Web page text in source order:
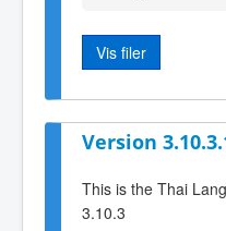
Vis filer
Version
This is the Thai
3.10.3